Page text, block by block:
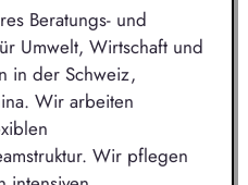
Beratungs- und
Umwelt, Wirtschaft und
in der Schweiz,
Wir arbeiten
Wir pflegen